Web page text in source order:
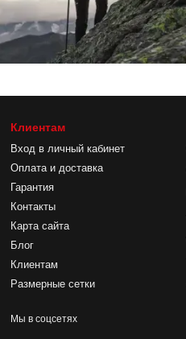
Клиентам
Вход в личный кабинет
Оплата и доставка
Гарантия
Контакты
Карта сайта
Блог
Клиентам
Размерные сетки
Мы в соцсетях